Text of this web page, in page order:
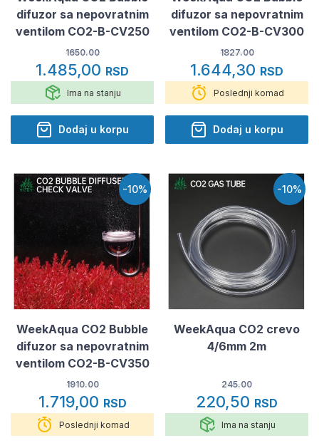
difuzor sa nepovratnim
ventilom CO2-B-CV250
1650.00
1.485,00 RSD
Ima na stanju
Dodaj u korpu
difuzor sa nepovratnim
ventilom CO2-B-CV300
1827.00
1.644,30 RSD
Poslednji komad
Dodaj u korpu
-10%
WeekAqua CO2 Bubble
difuzor sa nepovratnim
ventilom CO2-B-CV350
1910.00
1.719,00 RSD
Poslednji komad
-10%
WeekAqua CO2 crevo
4/6mm 2m
245.00
220,50 RSD
Ima na stanju